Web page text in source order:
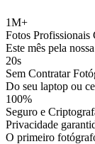
1M+
Fotos Profissionais
Este mês pela
20s
Sem Contratar
Do seu laptop ou
100%
Seguro e
Privacidade
O primeiro